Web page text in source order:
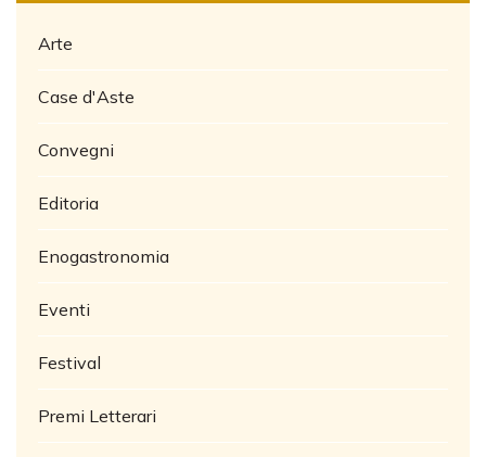
Arte
Case d'Aste
Convegni
Editoria
Enogastronomia
Eventi
Festival
Premi Letterari